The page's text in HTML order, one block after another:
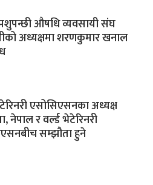
औषधि व्यवसायी संघ
अध्यक्षमा शरणकुमार खनाल
एसोसिएसनका अध्यक्ष
नेपाल र वर्ल्ड भेटेरिनरी
सम्झौता हुने